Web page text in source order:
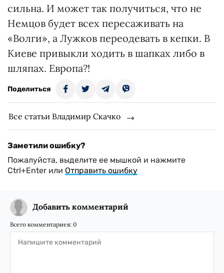
сильна. И может так получиться, что не
Немцов будет всех пересаживать на
«Волги», а Лужков переодевать в кепки. В
Киеве привыкли ходить в шапках либо в
шляпах. Европа?!
Поделиться
Все статьи Владимир Скачко
Заметили ошибку?
Пожалуйста, выделите ее мышкой и нажмите
Ctrl+Enter или Отправить ошибку
Добавить комментарий
Всего комментариев: 0